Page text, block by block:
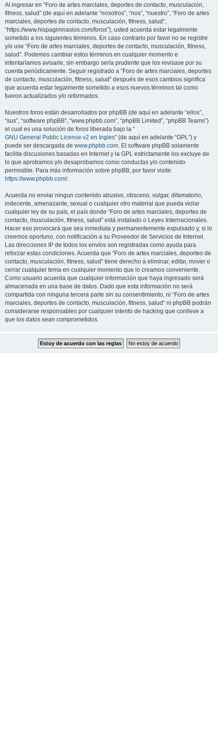
Al ingresar en “Foro de artes marciales, deportes de contacto, musculación,
fitness, salud” (de aquí en adelante “nosotros”, “nos”, “nuestro”, “Foro de artes
marciales, deportes de contacto, musculación, fitness, salud”,
“https://www.hispagimnasios.com/foros”), usted acuerda estar legalmente
sometido a los siguientes términos. En caso contrario por favor no se registre
y/o use “Foro de artes marciales, deportes de contacto, musculación, fitness,
salud”. Podemos cambiar estos términos en cualquier momento e
intentaríamos avisarle, sin embargo sería prudente que los revisase por su
cuenta periódicamente. Seguir registrado a “Foro de artes marciales, deportes
de contacto, musculación, fitness, salud” después de esos cambios significa
que acuerda estar legalmente sometido a esos nuevos términos tal como
fueron actualizados y/o reformados.
Nuestros foros están desarrollados por phpBB (de aquí en adelante “ellos”,
“sus”, “software phpBB”, “www.phpbb.com”, “phpBB Limited”, “phpBB Teams”)
el cual es una solución de foros liberada bajo la “
GNU General Public License v2 en Ingles” (de aquí en adelante “GPL”) y
puede ser descargada de www.phpbb.com. El software phpBB solamente
facilita discusiones basadas en Internet y la GPL estrictamente los excluye de
lo que aprobamos y/o desaprobamos como conductas y/o contenido
permisible. Para más información sobre phpBB, por favor visite:
https://www.phpbb.com/.
Acuerda no enviar ningun contenido abusivo, obsceno, vulgar, difamatorio,
indecente, amenazante, sexual o cualquier otro material que pueda violar
cualquier ley de su país, el país donde “Foro de artes marciales, deportes de
contacto, musculación, fitness, salud” está instalado o Leyes Internacionales.
Hacer eso provocará que sea inmediata y permanentemente expulsado y, si lo
creemos oportuno, con notificación a su Proveedor de Servicios de Internet.
Las direcciones IP de todos los envíos son registradas como ayuda para
reforzar estas condiciones. Acuerda que “Foro de artes marciales, deportes de
contacto, musculación, fitness, salud” tiene derecho a eliminar, editar, mover o
cerrar cualquier tema en cualquier momento que lo creamos conveniente.
Como usuario acuerda que cualquier información que haya ingresado será
almacenada en una base de datos. Dado que esta información no será
compartida con ninguna tercera parte sin su consentimiento, ni “Foro de artes
marciales, deportes de contacto, musculación, fitness, salud” ni phpBB podrán
considerarse responsables por cualquier intento de hacking que conlleve a
que los datos sean comprometidos.